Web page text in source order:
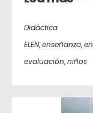
Didáctica
ELEN,enseñanza,
evaluación,niños